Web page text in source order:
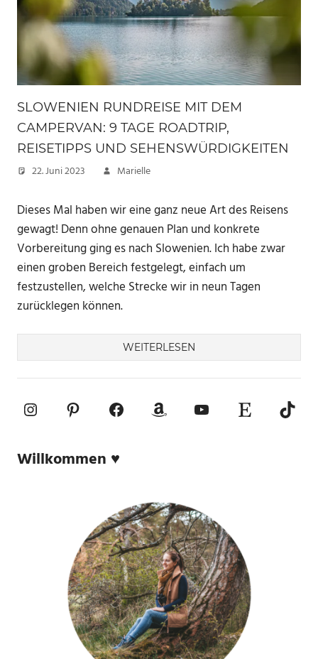
SLOWENIEN RUNDREISE MIT DEM
CAMPERVAN: 9 TAGE ROADTRIP,
REISETIPPS UND SEHENSWÜRDIGKEITEN
22. Juni 2023 Marielle
Dieses Mal haben wir eine ganz neue Art des Reisens
gewagt! Denn ohne genauen Plan und konkrete
Vorbereitung ging es nach Slowenien. Ich habe zwar
einen groben Bereich festgelegt, einfach um
festzustellen, welche Strecke wir in neun Tagen
zurücklegen können.
WEITERLESEN
InstagramPinterestFacebookAmazonYouTube
Etsy-Shop
Willkommen ♥